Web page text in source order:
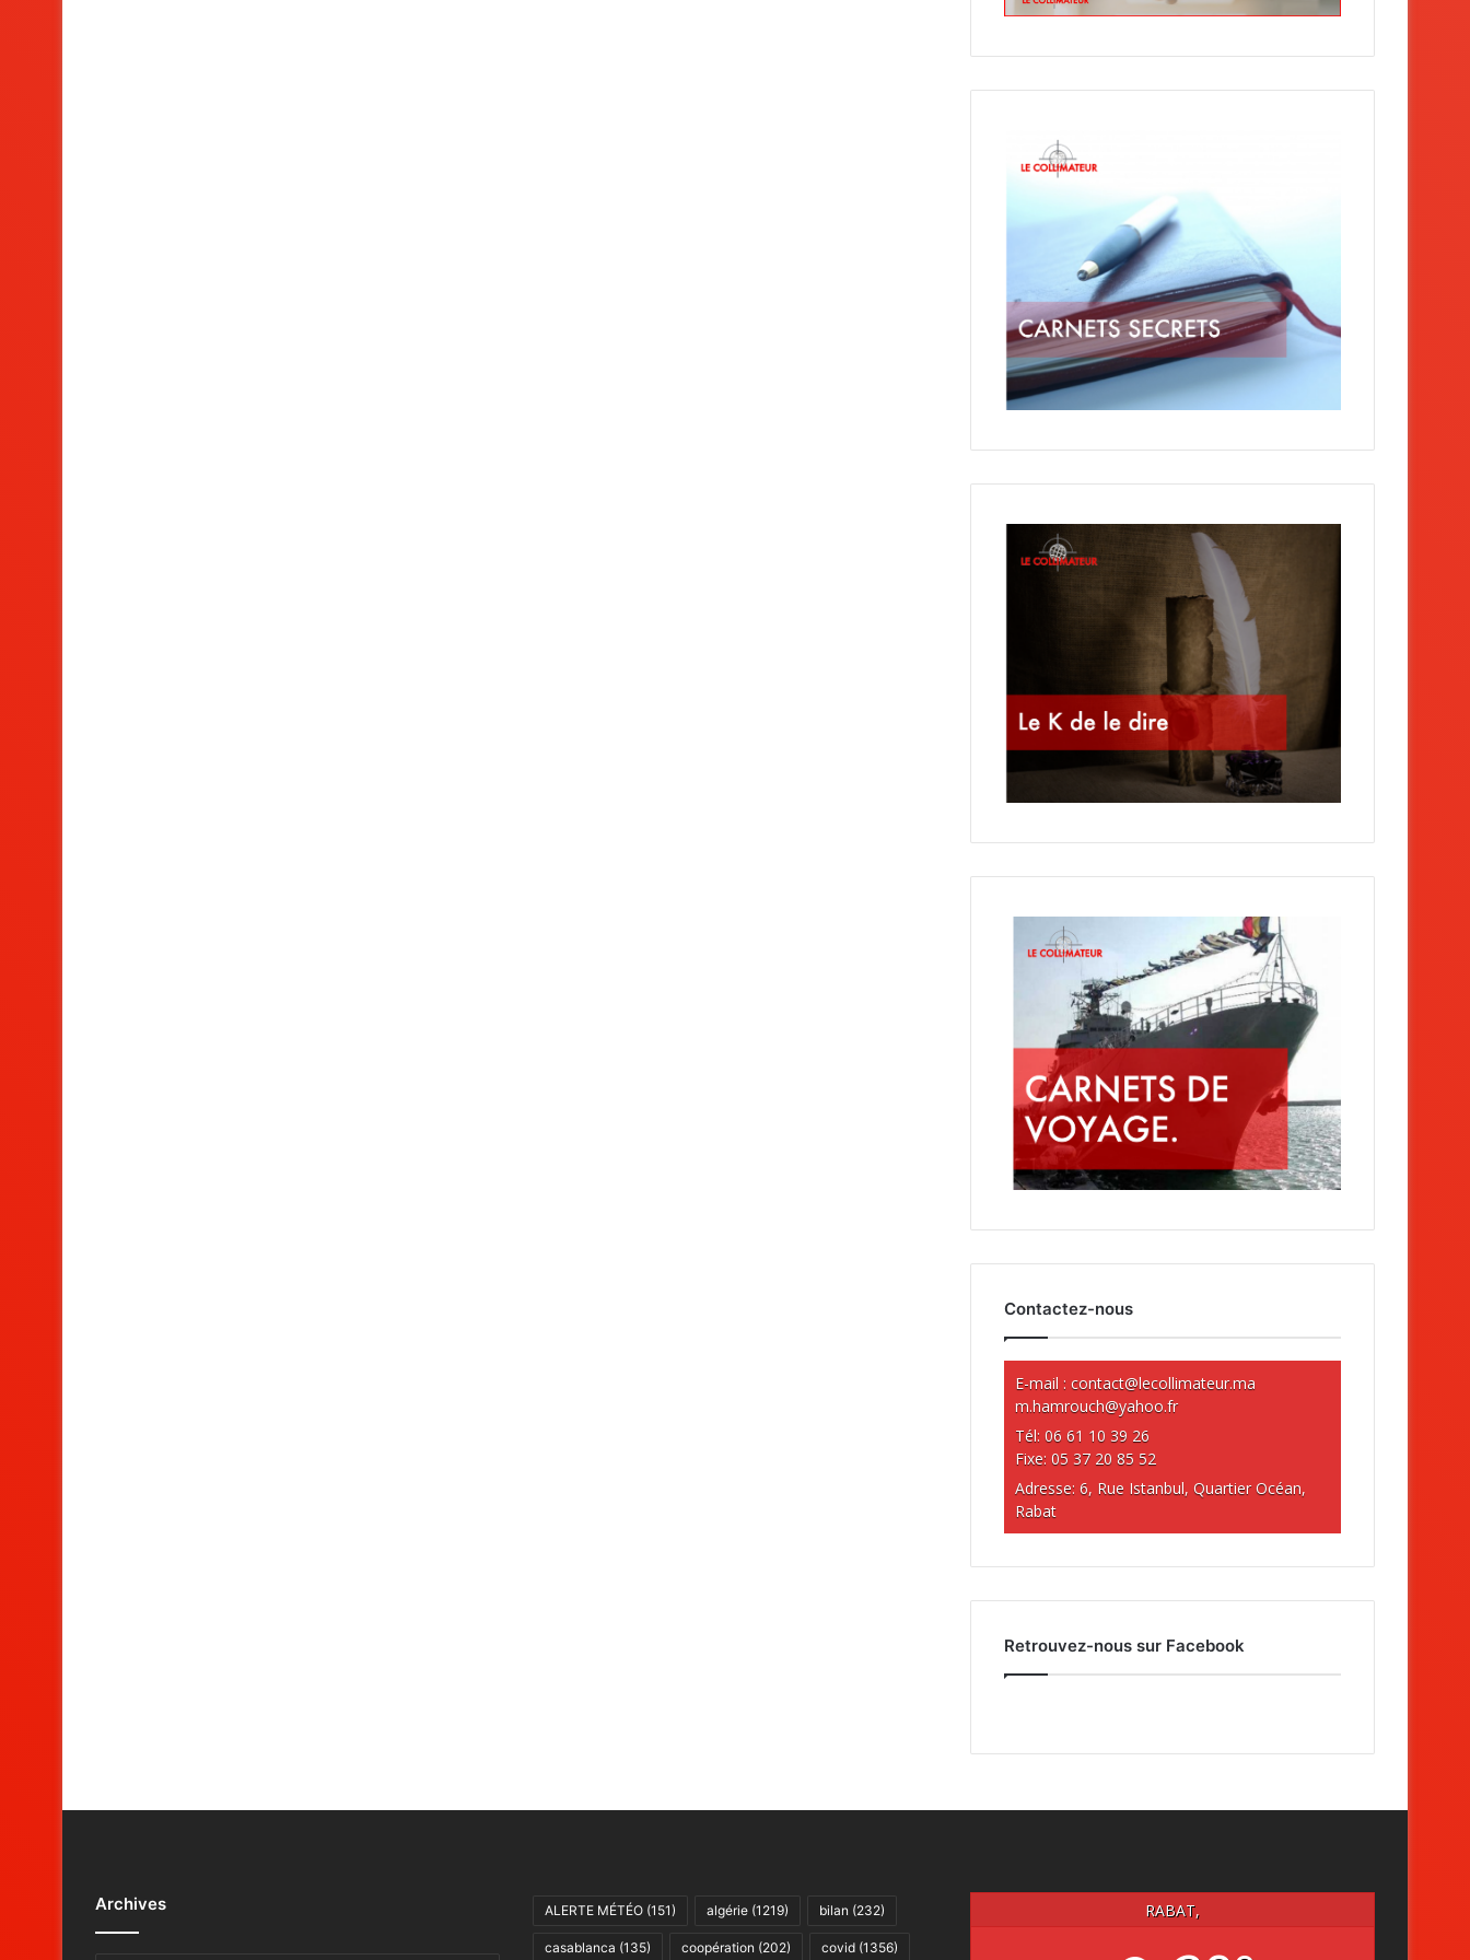
Contactez-nous
E-mail :contact@lecollimateur.ma
m.hamrouch@yahoo.fr
Tél: 06 61 10 39 26
Fixe: 05 37 20 85 52
Adresse: 6, Rue Istanbul, Quartier Océan,
Rabat
Retrouvez-nous sur Facebook
Archives ALERTE MÉTÉO(151) algérie(1219) bilan (232)
casablanca (135) coopération (202) covid(1356)
RABAT,